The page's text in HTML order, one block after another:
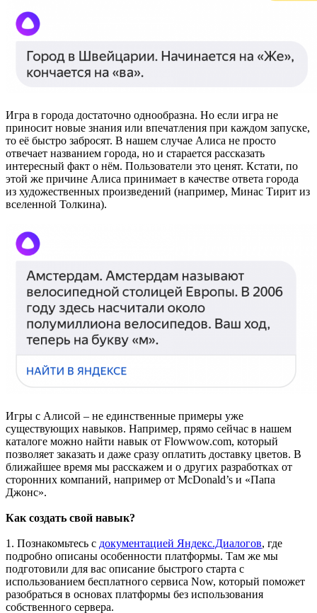
Игра в города достаточно однообразна. Но если игра не
приносит новые знания или впечатления при каждом запуске,
то её быстро забросят. В нашем случае Алиса не просто
отвечает названием города, но и старается рассказать
интересный факт о нём. Пользователи это ценят. Кстати, по
этой же причине Алиса принимает в качестве ответа города
из художественных произведений (например, Минас Тирит из
вселенной Толкина).
Игры с Алисой – не единственные примеры уже
существующих навыков. Например, прямо сейчас в нашем
каталоге можно найти навык от Flowwow.com, который
позволяет заказать и даже сразу оплатить доставку цветов. В
ближайшее время мы расскажем и о других разработках от
сторонних компаний, например от McDonald’s и «Папа
Джонс».
Как создать свой навык?
1. Познакомьтесь с документацией Яндекс.Диалогов, где
подробно описаны особенности платформы. Там же мы
подготовили для вас описание быстрого старта с
использованием бесплатного сервиса Now, который поможет
разобраться в основах платформы без использования
собственного сервера.